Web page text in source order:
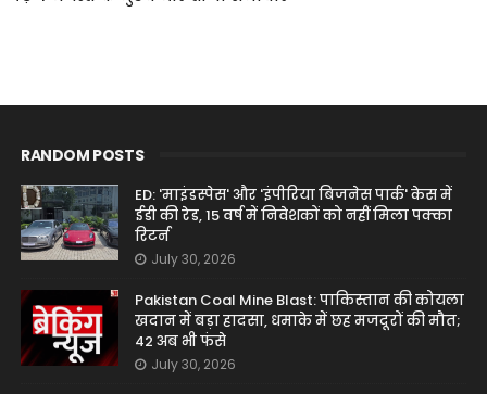
RANDOM POSTS
ED: 'माइंडस्पेस' और 'इंपीरिया बिजनेस पार्क' केस में
ईडी की रेड, 15 वर्ष में निवेशकों को नहीं मिला पक्का
रिटर्न
July 30, 2026
Pakistan Coal Mine Blast: पाकिस्तान की कोयला
खदान में बड़ा हादसा, धमाके में छह मजदूरों की मौत;
42 अब भी फंसे
July 30, 2026